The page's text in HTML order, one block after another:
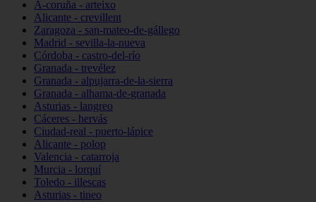
A-coruña - arteixo
Alicante - crevillent
Zaragoza - san-mateo-de-gállego
Madrid - sevilla-la-nueva
Córdoba - castro-del-río
Granada - trevélez
Granada - alpujarra-de-la-sierra
Granada - alhama-de-granada
Asturias - langreo
Cáceres - hervás
Ciudad-real - puerto-lápice
Alicante - polop
Valencia - catarroja
Murcia - lorquí
Toledo - illescas
Asturias - tineo